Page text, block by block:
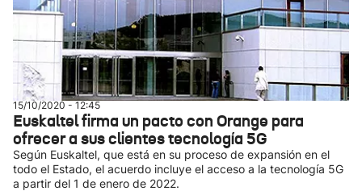
15/10/2020 - 12:45
Euskaltel firma un pacto con Orange para
ofrecer a sus clientes tecnología 5G
Según Euskaltel, que está en su proceso de expansión en el
todo el Estado, el acuerdo incluye el acceso a la tecnología 5G
a partir del 1 de enero de 2022.